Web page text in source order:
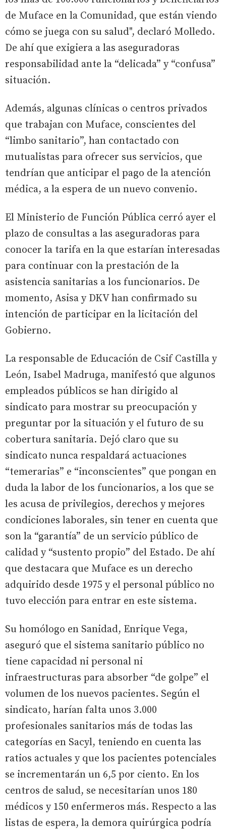
de Muface en la Comunidad, que están viendo
cómo se juega con su salud", declaró Molledo.
De ahí que exigiera a las aseguradoras
responsabilidad ante la “delicada” y “confusa”
situación.
Además, algunas clínicas o centros privados
que trabajan con Muface, conscientes del
“limbo sanitario”, han contactado con
mutualistas para ofrecer sus servicios, que
tendrían que anticipar el pago de la atención
médica, a la espera de un nuevo convenio.
El Ministerio de Función Pública cerró ayer el
plazo de consultas a las aseguradoras para
conocer la tarifa en la que estarían interesadas
para continuar con la prestación de la
asistencia sanitarias a los funcionarios. De
momento, Asisa y DKV han confirmado su
intención de participar en la licitación del
Gobierno.
La responsable de Educación de Csif Castilla y
León, Isabel Madruga, manifestó que algunos
empleados públicos se han dirigido al
sindicato para mostrar su preocupación y
preguntar por la situación y el futuro de su
cobertura sanitaria. Dejó claro que su
sindicato nunca respaldará actuaciones
“temerarias” e “inconscientes” que pongan en
duda la labor de los funcionarios, a los que se
les acusa de privilegios, derechos y mejores
condiciones laborales, sin tener en cuenta que
son la “garantía” de un servicio público de
calidad y “sustento propio” del Estado. De ahí
que destacara que Muface es un derecho
adquirido desde 1975 y el personal público no
tuvo elección para entrar en este sistema.
Su homólogo en Sanidad, Enrique Vega,
aseguró que el sistema sanitario público no
tiene capacidad ni personal ni
infraestructuras para absorber “de golpe” el
volumen de los nuevos pacientes. Según el
sindicato, harían falta unos 3.000
profesionales sanitarios más de todas las
categorías en Sacyl, teniendo en cuenta las
ratios actuales y que los pacientes potenciales
se incrementarán un 6,5 por ciento. En los
centros de salud, se necesitarían unos 180
médicos y 150 enfermeros más. Respecto a las
listas de espera, la demora quirúrgica podría